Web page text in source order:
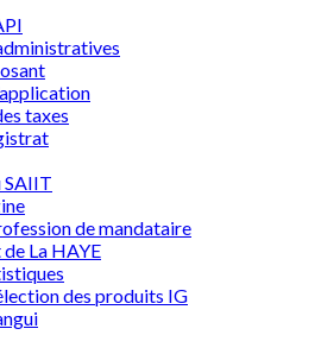
taxes
SAIIT
de mandataire
La HAYE
des produits IG